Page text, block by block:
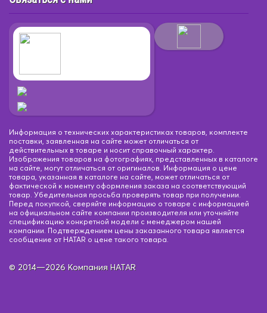
Информация о технических характеристиках товаров, комплекте
поставки, заявленная на сайте может отличаться от
действительных в товаре и носит справочный характер.
Изображения товаров на фотографиях, представленных в каталоге
на сайте, могут отличаться от оригиналов. Информация о цене
товара, указанная в каталоге на сайте, может отличаться от
фактической к моменту оформления заказа на соответствующий
товар. Убедительная просьба проверять товар при получении.
Перед покупкой, сверяйте информацию о товаре с информацией
на официальном сайте компании производителя или уточняйте
спецификацию конкретной модели с менеджером нашей
компании. Подтверждением цены заказанного товара является
сообщение от HATAR о цене такого товара.
© 2014—2026 Компания HATAR